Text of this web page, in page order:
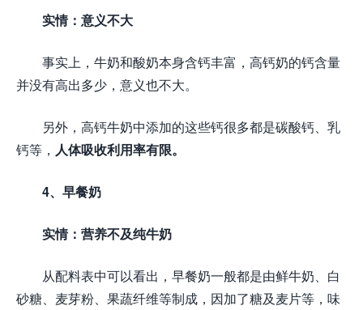
实情：意义不大
事实上，牛奶和酸奶本身含钙丰富，高钙奶的钙含量
并没有高出多少，意义也不大。
另外，高钙牛奶中添加的这些钙很多都是碳酸钙、乳
钙等， 人体吸收利用率有限。
4、早餐奶
实情：营养不及纯牛奶
从配料表中可以看出，早餐奶一般都是由鲜牛奶、白
砂糖、麦芽粉、果蔬纤维等制成，因加了糖及麦片等，味